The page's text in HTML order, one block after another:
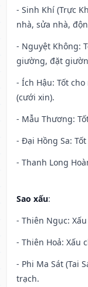
- Sinh Khí (Trực
nhà, sửa nhà,
- Nguyệt Không:
giường, đặt
- Ích Hậu: Tốt
(cưới xin).
- Mẫu Thương:
- Đại Hồng Sa:
- Thanh Long
Sao xấu:
- Thiên Ngục:
- Thiên Hoả: Xấu
- Phi Ma Sát (Tai
trạch.